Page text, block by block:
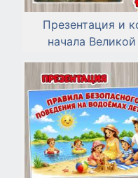
Презентация и
начала